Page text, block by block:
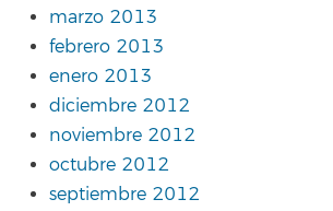
marzo 2013
febrero 2013
enero 2013
diciembre 2012
noviembre 2012
octubre 2012
septiembre 2012